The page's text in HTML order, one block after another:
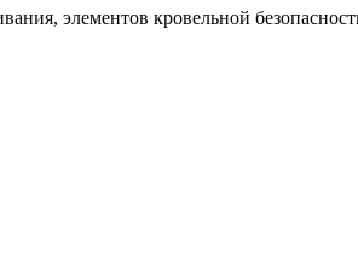
элементов кровельной